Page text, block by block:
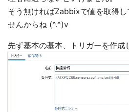
そう無ければZabbixで値を取得し
せんからね (^.^)v
先ず基本の基本、トリガーを作成